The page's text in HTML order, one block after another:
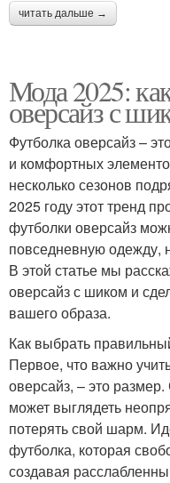
читать дальше →
Мода 2025:
оверсайз с
Футболка оверсайз –
и комфортных
несколько сезонов
2025 году этот тренд
футболки оверсайз
повседневную одежду,
В этой статье мы
оверсайз с шиком и
вашего образа.
Как выбрать
Первое, что важно
оверсайз, – это
может выглядеть
потерять свой шарм.
футболка, которая
создавая